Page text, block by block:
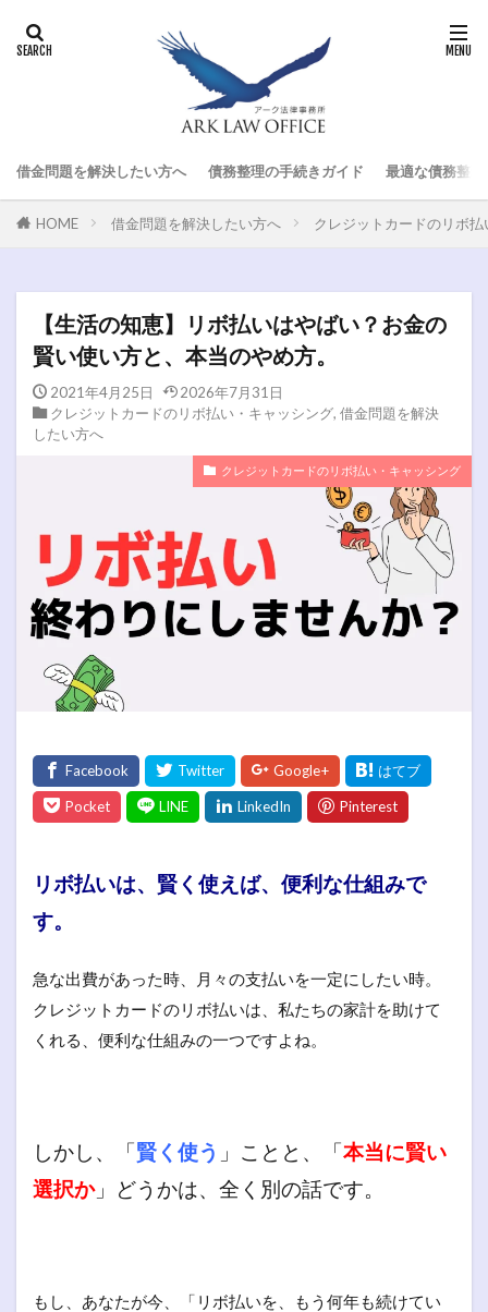
借金問題を解決したい方へ 債務整理の手続きガイド 最適な債務整
HOME 借金問題を解決したい方へ クレジットカードのリボ
【生活の知恵】リボ払いはやばい？お金の
賢い使い方と、本当のやめ方。
2021年4月25日
2026年7月31日
クレジットカードのリボ払い・キャッシング, 借金問題を解決
したい方へ
クレジットカードのリボ払い・キャッシング
リボ払いは、賢く使えば、便利な仕組みで
す。
急な出費があった時、月々の支払いを一定にしたい時。
クレジットカードのリボ払いは、私たちの家計を助けて
くれる、便利な仕組みの一つですよね。
しかし、「賢く使う 」ことと、「本当に賢い
選択か」どうかは、全く別の話です。
もし、あなたが今、「リボ払いを、もう何年も続けてい